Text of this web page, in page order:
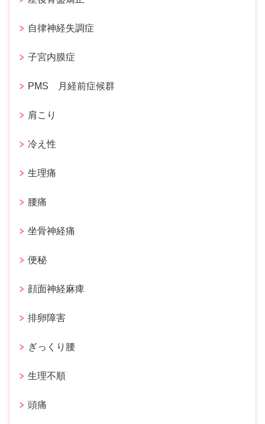
自律神経失調症
子宮内膜症
PMS 月経前症候群
肩こり
冷え性
生理痛
腰痛
坐骨神経痛
便秘
顔面神経麻痺
排卵障害
ぎっくり腰
生理不順
頭痛